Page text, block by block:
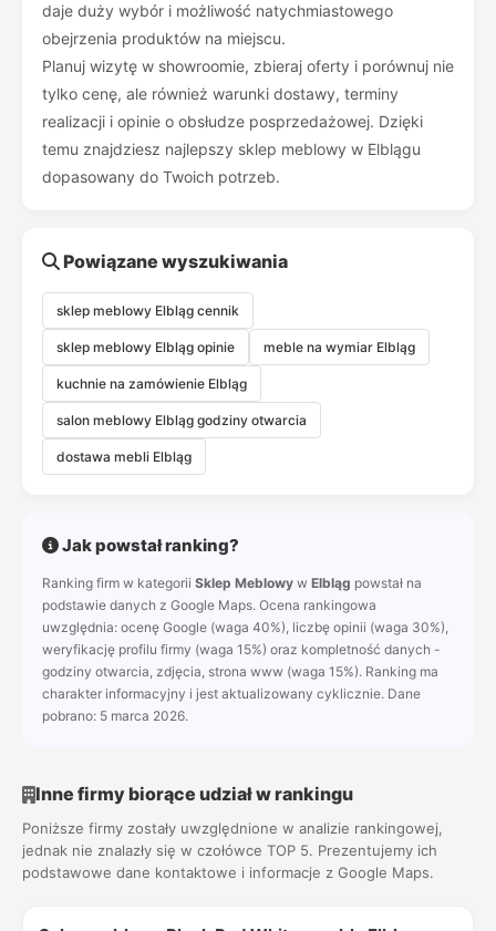
daje duży wybór i możliwość natychmiastowego
obejrzenia produktów na miejscu.
Planuj wizytę w showroomie, zbieraj oferty i porównuj nie
tylko cenę, ale również warunki dostawy, terminy
realizacji i opinie o obsłudze posprzedażowej. Dzięki
temu znajdziesz najlepszy sklep meblowy w Elblągu
dopasowany do Twoich potrzeb.
Powiązane wyszukiwania
sklep meblowy Elbląg cennik
sklep meblowy Elbląg opinie meble na wymiar Elbląg
kuchnie na zamówienie Elbląg
salon meblowy Elbląg godziny otwarcia
dostawa mebli Elbląg
Jak powstał ranking?
Ranking firm w kategorii Sklep Meblowy w Elbląg powstał na
podstawie danych z Google Maps. Ocena rankingowa
uwzględnia: ocenę Google (waga 40%), liczbę opinii (waga 30%),
weryfikację profilu firmy (waga 15%) oraz kompletność danych -
godziny otwarcia, zdjęcia, strona www (waga 15%). Ranking ma
charakter informacyjny i jest aktualizowany cyklicznie. Dane
pobrano: 5 marca 2026.
Inne firmy biorące udział w rankingu
Poniższe firmy zostały uwzględnione w analizie rankingowej,
jednak nie znalazły się w czołówce TOP 5. Prezentujemy ich
podstawowe dane kontaktowe i informacje z Google Maps.